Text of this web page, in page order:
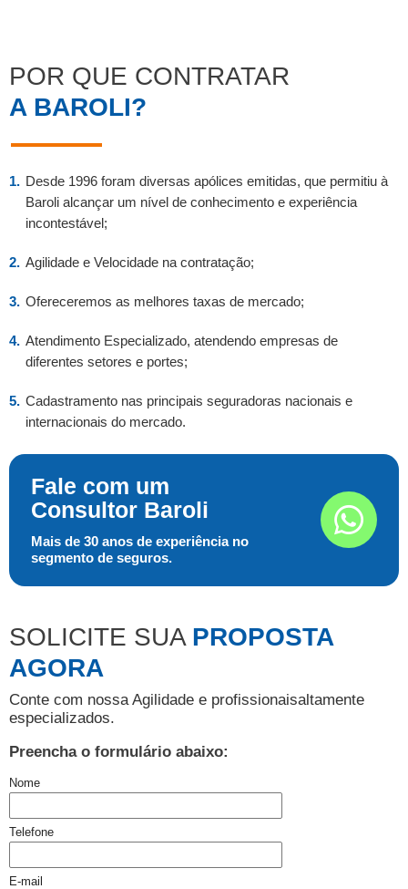
POR QUE CONTRATAR
A BAROLI?
Desde 1996 foram diversas apólices emitidas, que permitiu à
Baroli alcançar um nível de conhecimento e experiência
incontestável;
Agilidade e Velocidade na contratação;
Ofereceremos as melhores taxas de mercado;
Atendimento Especializado, atendendo empresas de
diferentes setores e portes;
Cadastramento nas principais seguradoras nacionais e
internacionais do mercado.
Fale com um
Consultor Baroli
Mais de 30 anos de experiência no
segmento de seguros.
SOLICITE SUA PROPOSTA
AGORA
Conte com nossa Agilidade e profissionaisaltamente
especializados.
Preencha o formulário abaixo:
Nome
Telefone
E-mail